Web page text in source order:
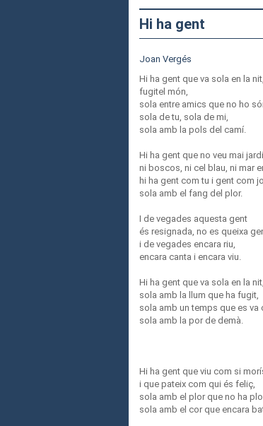
Hi ha gent
Joan Vergés
Hi ha gent que va sola en la
fugitel món,
sola entre amics que no ho
sola de tu, sola de mi,
sola amb la pols del camí.
Hi ha gent que no veu mai
ni boscos, ni cel blau, ni mar
hi ha gent com tu i gent com
sola amb el fang del plor.
I de vegades aquesta gent
és resignada, no es queixa
i de vegades encara riu,
encara canta i encara viu.
Hi ha gent que va sola en la nit,
sola amb la llum que ha fugit,
sola amb un temps que es va
sola amb la por de demà.
Hi ha gent que viu com si
i que pateix com qui és feliç,
sola amb el plor que no ha
sola amb el cor que encara